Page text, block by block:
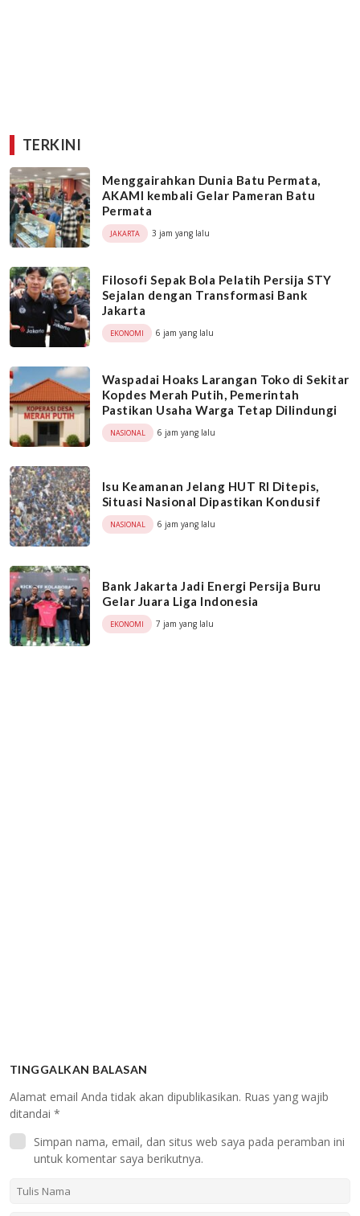
TERKINI
Menggairahkan Dunia Batu Permata,
AKAMI kembali Gelar Pameran Batu
Permata
JAKARTA 3 jam yang lalu
Filosofi Sepak Bola Pelatih Persija STY
Sejalan dengan Transformasi Bank
Jakarta
EKONOMI 6 jam yang lalu
Waspadai Hoaks Larangan Toko di Sekitar
Kopdes Merah Putih, Pemerintah
Pastikan Usaha Warga Tetap Dilindungi
NASIONAL 6 jam yang lalu
Isu Keamanan Jelang HUT RI Ditepis,
Situasi Nasional Dipastikan Kondusif
NASIONAL 6 jam yang lalu
Bank Jakarta Jadi Energi Persija Buru
Gelar Juara Liga Indonesia
EKONOMI 7 jam yang lalu
TINGGALKAN BALASAN
Alamat email Anda tidak akan dipublikasikan. Ruas yang wajib
ditandai *
Simpan nama, email, dan situs web saya pada peramban ini
untuk komentar saya berikutnya.